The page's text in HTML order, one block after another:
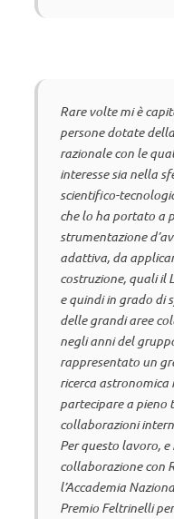
Rare volte mi è
persone dotate
razionale con le
interesse sia nella
scientifico-
che lo ha portato a
strumentazione
adattiva, da
costruzione, quali il
e quindi in grado di
delle grandi aree
negli anni del
rappresentato un
ricerca
partecipare a pieno
collaborazioni
Per questo lavoro,
collaborazione con
l’Accademia
Premio Feltrinelli